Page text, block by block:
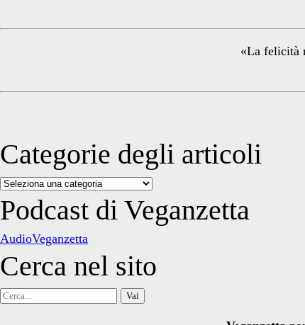
Sidebar
«La felicità
Categorie degli articoli
Categorie
degli
articoli
Podcast di Veganzetta
AudioVeganzetta
Cerca nel sito
Cerca